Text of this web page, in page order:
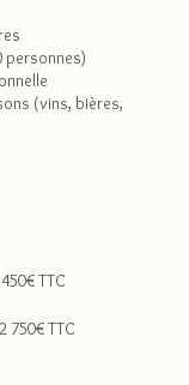
personnes)
(vins, bières,
TTC
2 750€ TTC